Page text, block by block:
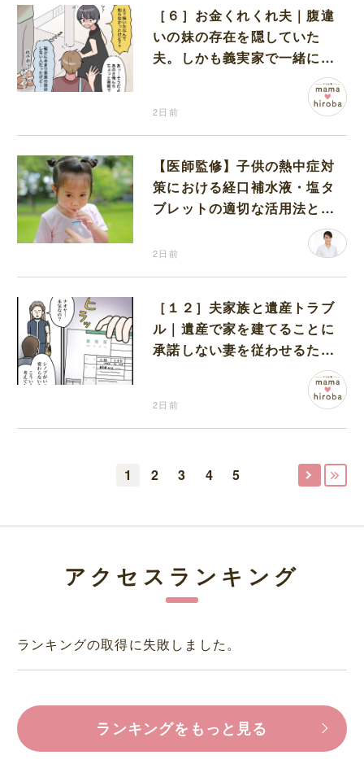
［６］お金くれくれ夫｜腹違
いの妹の存在を隠していた
夫。しかも義実家で一緒に暮
らすことになり困惑する妻
2日前
【医師監修】子供の熱中症対
策における経口補水液・塩タ
ブレットの適切な活用法と水
2日前
［１２］夫家族と遺産トラブ
ル｜遺産で家を建てることに
承諾しない妻を従わせるため
に夫が取り出したのは離婚届
2日前
1 2 3 4 5
アクセスランキング
ランキングの取得に失敗しました。
ランキングをもっと見る